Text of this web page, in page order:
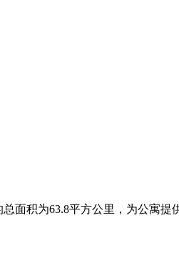
面积为63.8平方公里，为公寓